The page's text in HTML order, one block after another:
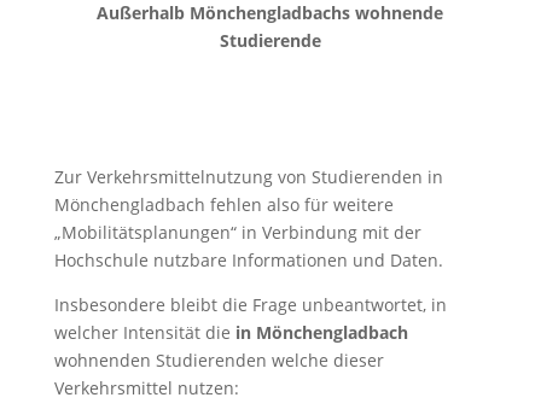
Außerhalb Mönchengladbachs wohnende
Studierende
Zur Verkehrsmittelnutzung von Studierenden in
Mönchengladbach fehlen also für weitere
„Mobilitätsplanungen“ in Verbindung mit der
Hochschule nutzbare Informationen und Daten.
Insbesondere bleibt die Frage unbeantwortet, in
welcher Intensität die in Mönchengladbach
wohnenden Studierenden welche dieser
Verkehrsmittel nutzen: